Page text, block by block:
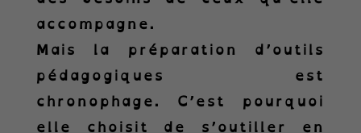
accompagne.
Mais la préparation d’outils
pédagogiques est
chronophage. C’est pourquoi
elle choisit de s’outiller en